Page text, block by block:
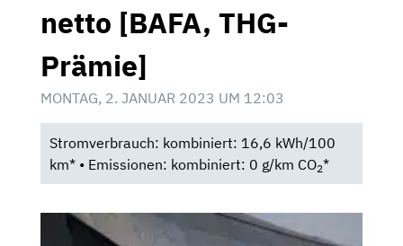
netto [BAFA, THG-
Prämie]
MONTAG, 2. JANUAR 2023 UM 12:03
Stromverbrauch: kombiniert: 16,6 kWh/100
km* • Emissionen: kombiniert: 0 g/km CO2*